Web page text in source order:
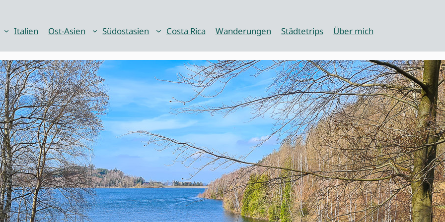
Italien Ost-Asien Südostasien Costa Rica Wanderungen Städtetrips Über mich